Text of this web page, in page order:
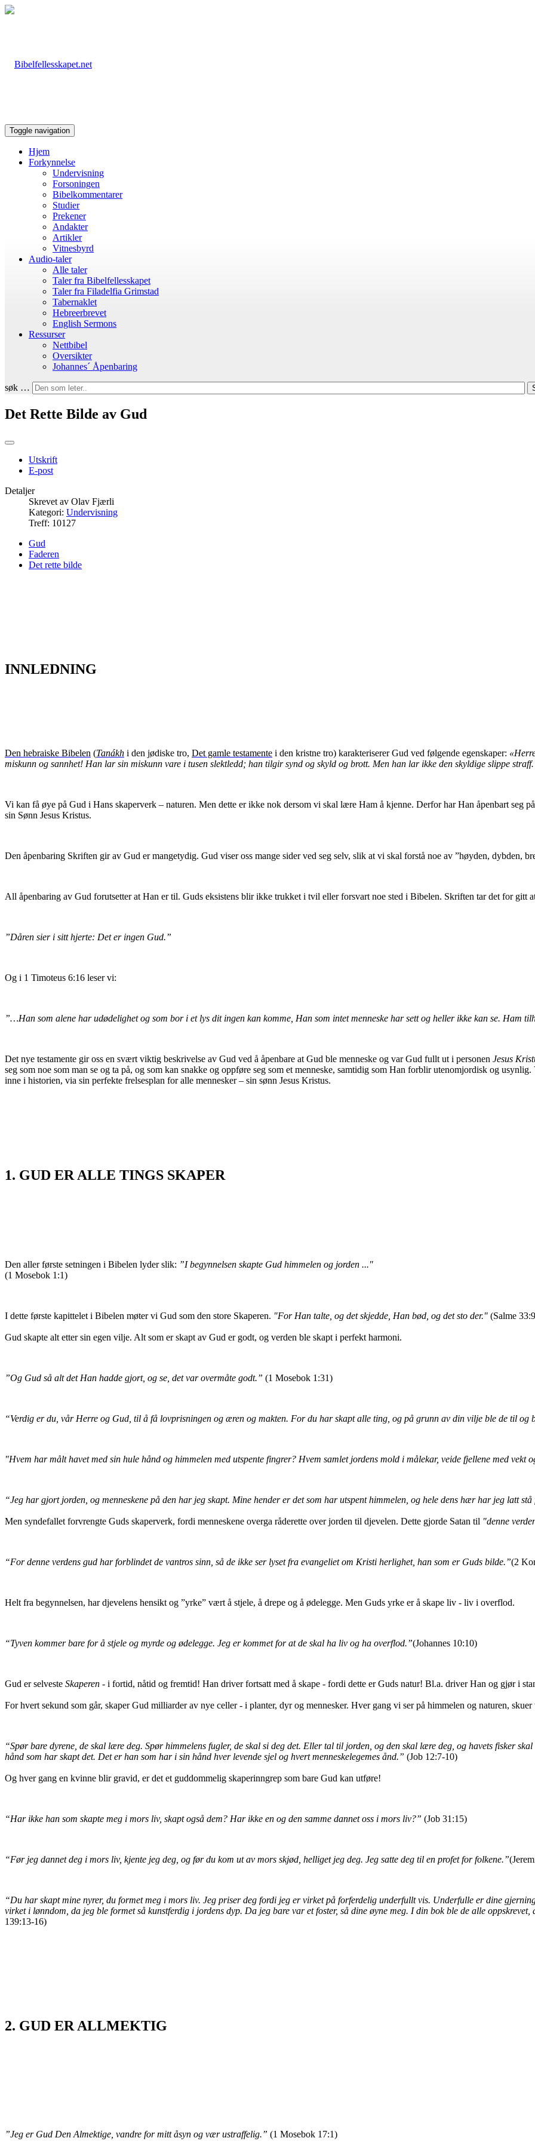
Toggle navigation
Hjem
Forkynnelse
Undervisning
Forsoningen
Bibelkommentarer
Studier
Prekener
Andakter
Artikler
Vitnesbyrd
Audio-taler
Alle taler
Taler fra Bibelfellesskapet
Taler fra Filadelfia Grimstad
Tabernaklet
Hebreerbrevet
English Sermons
Ressurser
Nettbibel
Oversikter
Johannes´ Åpenbaring
søk …
Det Rette Bilde av Gud
Utskrift
E-post
Detaljer
Skrevet av Olav Fjærli
Kategori: Undervisning
Treff: 10127
Gud
Faderen
Det rette bilde
INNLEDNING
Den hebraiske Bibelen (Tanákh i den jødiske tro, Det gamle testamente i den kristne tro) karakteriserer Gud ved følgende egenskaper:
miskunn og sannhet! Han lar sin miskunn vare i tusen slektledd; han tilgir synd og skyld og brott. Men han lar ikke den skyldige slippe
Vi kan få øye på Gud i Hans skaperverk – naturen. Men dette er ikke nok dersom vi skal lære Ham å kjenne. Derfor har Han åpenbart seg
sin Sønn Jesus Kristus.
Den åpenbaring Skriften gir av Gud er mangetydig. Gud viser oss mange sider ved seg selv, slik at vi skal forstå noe av ”høyden, dybden,
All åpenbaring av Gud forutsetter at Han er til. Guds eksistens blir ikke trukket i tvil eller forsvart noe sted i Bibelen. Skriften tar det for gitt
”Dåren sier i sitt hjerte: Det er ingen Gud.”
Og i 1 Timoteus 6:16 leser vi:
”…Han som alene har udødelighet og som bor i et lys dit ingen kan komme, Han som intet menneske har sett og heller ikke kan se. Ham
Det nye testamente gir oss en svært viktig beskrivelse av Gud ved å åpenbare at Gud ble menneske og var Gud fullt ut i personen Jesus
seg som noe som man se og ta på, og som kan snakke og oppføre seg som et menneske, samtidig som Han forblir utenomjordisk og
inne i historien, via sin perfekte frelsesplan for alle mennesker – sin sønn Jesus Kristus.
1. GUD ER ALLE TINGS SKAPER
Den aller første setningen i Bibelen lyder slik: ”I begynnelsen skapte Gud himmelen og jorden ..."
(1 Mosebok 1:1)
I dette første kapittelet i Bibelen møter vi Gud som den store Skaperen. "For Han talte, og det skjedde, Han bød, og det sto der." (Salme
Gud skapte alt etter sin egen vilje. Alt som er skapt av Gud er godt, og verden ble skapt i perfekt harmoni.
”Og Gud så alt det Han hadde gjort, og se, det var overmåte godt.” (1 Mosebok 1:31)
“Verdig er du, vår Herre og Gud, til å få lovprisningen og æren og makten. For du har skapt alle ting, og på grunn av din vilje ble de til og
"Hvem har målt havet med sin hule hånd og himmelen med utspente fingrer? Hvem samlet jordens mold i målekar, veide fjellene med vekt
“Jeg har gjort jorden, og menneskene på den har jeg skapt. Mine hender er det som har utspent himmelen, og hele dens hær har jeg latt
Men syndefallet forvrengte Guds skaperverk, fordi menneskene overga råderette over jorden til djevelen. Dette gjorde Satan til "denne
“For denne verdens gud har forblindet de vantros sinn, så de ikke ser lyset fra evangeliet om Kristi herlighet, han som er Guds bilde.”(2
Helt fra begynnelsen, har djevelens hensikt og ”yrke” vært å stjele, å drepe og å ødelegge. Men Guds yrke er å skape liv - liv i overflod.
“Tyven kommer bare for å stjele og myrde og ødelegge. Jeg er kommet for at de skal ha liv og ha overflod.”(Johannes 10:10)
Gud er selveste Skaperen - i fortid, nåtid og fremtid! Han driver fortsatt med å skape - fordi dette er Guds natur! Bl.a. driver Han og gjør i
For hvert sekund som går, skaper Gud milliarder av nye celler - i planter, dyr og mennesker. Hver gang vi ser på himmelen og naturen,
“Spør bare dyrene, de skal lære deg. Spør himmelens fugler, de skal si deg det. Eller tal til jorden, og den skal lære deg, og havets fisker
hånd som har skapt det. Det er han som har i sin hånd hver levende sjel og hvert menneskelegemes ånd.” (Job 12:7-10)
Og hver gang en kvinne blir gravid, er det et guddommelig skaperinngrep som bare Gud kan utføre!
“Har ikke han som skapte meg i mors liv, skapt også dem? Har ikke en og den samme dannet oss i mors liv?” (Job 31:15)
“Før jeg dannet deg i mors liv, kjente jeg deg, og før du kom ut av mors skjød, helliget jeg deg. Jeg satte deg til en profet for folkene.”
“Du har skapt mine nyrer, du formet meg i mors liv. Jeg priser deg fordi jeg er virket på forferdelig underfullt vis. Underfulle er dine
virket i lønndom, da jeg ble formet så kunstferdig i jordens dyp. Da jeg bare var et foster, så dine øyne meg. I din bok ble de alle
139:13-16)
2. GUD ER ALLMEKTIG
”Jeg er Gud Den Almektige, vandre for mitt åsyn og vær ustraffelig.” (1 Mosebok 17:1)